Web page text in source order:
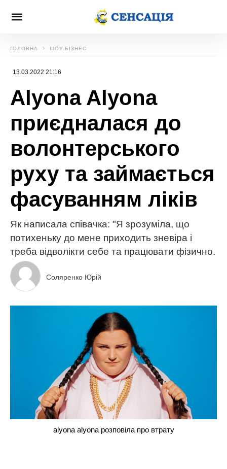
ГОЛОВНА ШОУ-БІЗНЕС
13.03.2022 21:16
Alyona Alyona
приєдналася до
волонтерського
руху та займається
фасуванням ліків
Як написала співачка: "Я зрозуміла, що
потихеньку до мене приходить зневіра і
треба відволікти себе та працювати фізично.
Соляренко Юрій
alyona alyona розповіла про втрату